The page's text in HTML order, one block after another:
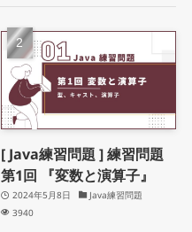
[ Java練習問題 ] 練習問題
第1回 『変数と演算子』
2024年5月8日
Java練習問題
3940